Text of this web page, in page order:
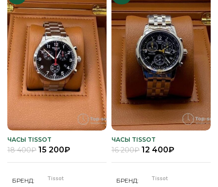
ЦВЕТ РЕМЕШКА Коричневый
ЦИФЕРБЛАТ Белый
ЦВЕТ РЕМЕШКА Черный
ЦИФЕРБЛАТ Белый
ЗАСТЕЖКА "Бабочка"
КОРПУС
Качественная
часовая сталь
МЕХАНИЗМ Кварц
ПОКРЫТИЕ
Полное
защитное IPS
покрытие
Часы мужские
РЕМЕНЬ
ЗАСТЕЖКА Клипса
КОРПУС
Качественная
часовая сталь
МЕХАНИЗМ Кварц
ПОКРЫТИЕ
Полное
защитное IPG
покрытие
Часы мужские
РЕМЕНЬ
ЧАСЫ TISSOT
18 400₽ 15 200₽
БРЕНД Tissot
ЧАСЫ TISSOT
16 200₽ 12 400₽
БРЕНД Tissot